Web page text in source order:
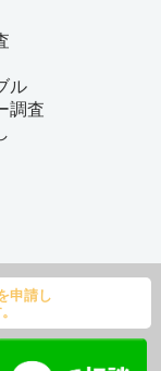
申請し
ル
調査